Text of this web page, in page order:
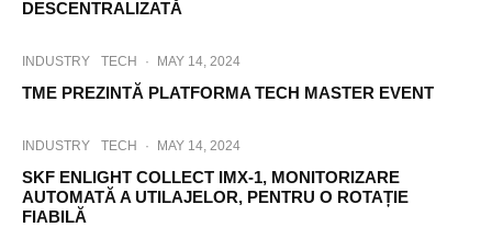
DESCENTRALIZATĂ
INDUSTRY TECH · MAY 14, 2024
TME PREZINTĂ PLATFORMA TECH MASTER EVENT
INDUSTRY TECH · MAY 14, 2024
SKF ENLIGHT COLLECT IMX-1, MONITORIZARE
AUTOMATĂ A UTILAJELOR, PENTRU O ROTAȚIE
FIABILĂ